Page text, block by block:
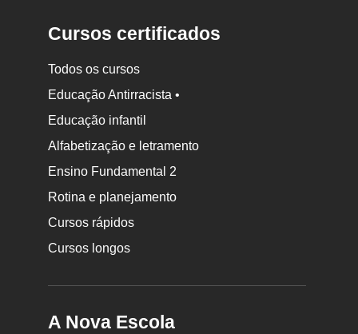
Cursos certificados
Todos os cursos
Educação Antirracista •
Educação infantil
Alfabetização e letramento
Ensino Fundamental 2
Rotina e planejamento
Cursos rápidos
Cursos longos
A Nova Escola